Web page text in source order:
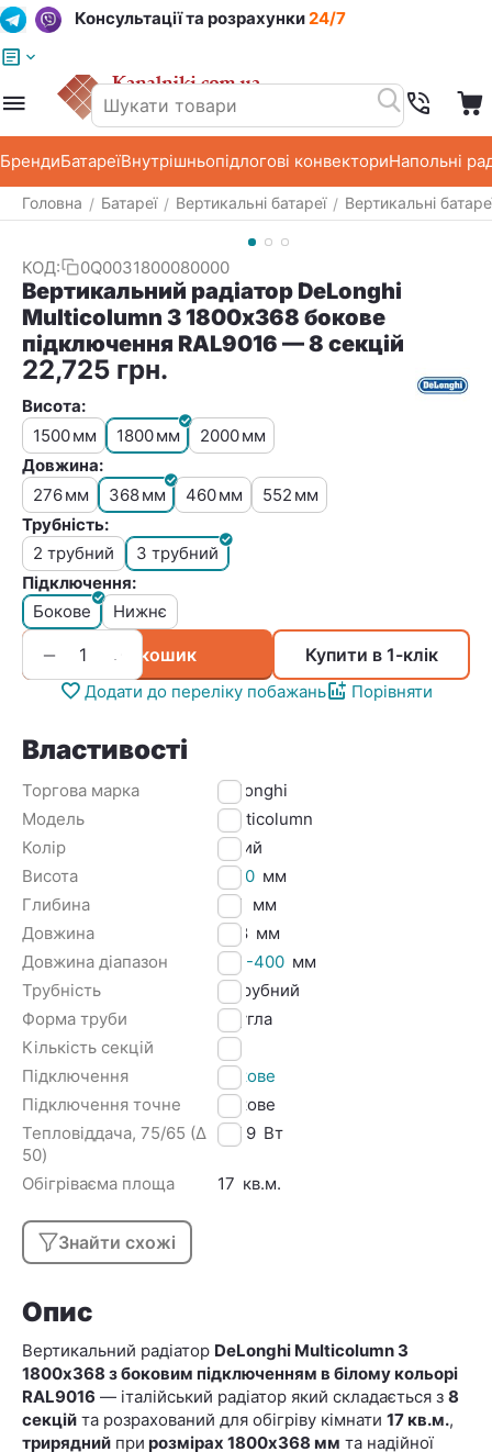
Консультації та розрахунки24/7
БрендиБатареїВнутрішньопідлогові конвекториНапольні
Головна / Батареї / Вертикальні батареї / Вертикальні
КОД: 0Q0031800080000
Вертикальний радіатор DeLonghi
Multicolumn 3 1800х368 бокове
підключення RAL9016 — 8 секцій
22,725 грн.
Висота:
1500мм 1800мм 2000мм
Довжина:
276мм 368мм 460мм 552 мм
Трубність:
2 трубний
3 трубний
Підключення:
Бокове
Нижнє
+
− У кошик Купити в 1-клік
Додати до переліку побажань Порівняти
Властивості
Торгова марка
Delonghi
Модель
Multicolumn
Колір
Білий
Висота
1800 мм
Глибина
107 мм
Довжина
368 мм
Довжина діапазон
351-400 мм
Трубність
3 трубний
Форма труби
Кругла
Кількість секцій
8
Підключення
Бокове
Підключення точне
Бокове
Тепловіддача, 75/65 (Δ
50)
1389 Вт
Обігріваєма площа 17 кв.м.
Знайти схожі
Опис
Вертикальний радіатор DeLonghi Multicolumn 3
1800х368 з боковим підключенням в білому кольорі
RAL9016 — італійський радіатор який складається з 8
секцій та розрахований для обігріву кімнати 17 кв.м.,
трирядний при розмірах 1800х368 мм та надійної